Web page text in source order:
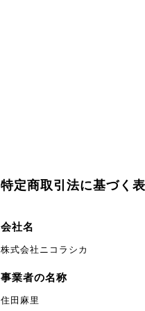
特定商取引法に基づく
会社名
株式会社ニコラシカ
事業者の名称
住田麻里